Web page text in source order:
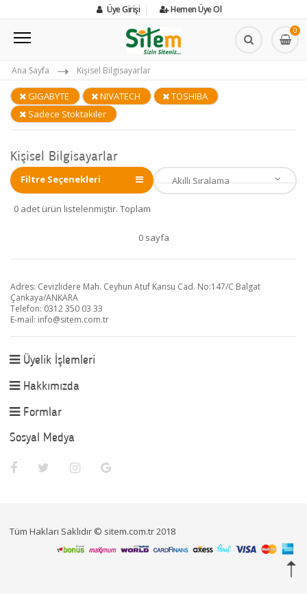
Üye Girişi Hemen Üye Ol
0
Ana Sayfa Kişisel Bilgisayarlar
GIGABYTE NIVATECH
TOSHIBA
Sadece Stoktakiler
Kişisel Bilgisayarlar
Filtre Seçenekleri
0 adet ürün listelenmiştir. Toplam
0 sayfa
Adres: Cevizlidere Mah. Ceyhun Atuf Kansu Cad. No:147/C Balgat
Çankaya/ANKARA
Telefon: 0312 350 03 33
E-mail: info@sitem.com.tr
Üyelik İşlemleri
Hakkımızda
Formlar
Sosyal Medya
Tüm Hakları Saklıdır © sitem.com.tr 2018